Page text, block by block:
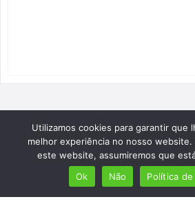
Utilizamos cookies para garantir que
melhor experiência no nosso
este website, assumiremos que
Ok
Não Política